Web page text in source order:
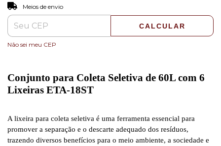
Entregas para o CEP:
Meios de envio
CALCULAR
Não sei meu CEP
Conjunto para Coleta Seletiva de 60L com 6
Lixeiras ETA-18ST
A lixeira para coleta seletiva é uma ferramenta essencial para
promover a separação e o descarte adequado dos resíduos,
trazendo diversos benefícios para o meio ambiente, a sociedade e